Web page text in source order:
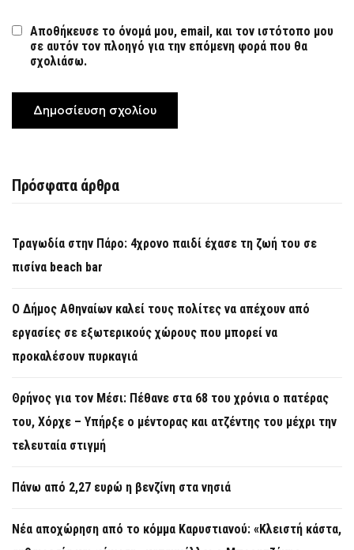
Αποθήκευσε το όνομά μου, email, και τον ιστότοπο μου
σε αυτόν τον πλοηγό για την επόμενη φορά που θα
σχολιάσω.
Πρόσφατα άρθρα
Τραγωδία στην Πάρο: 4χρονο παιδί έχασε τη ζωή του σε
πισίνα beach bar
Ο Δήμος Αθηναίων καλεί τους πολίτες να απέχουν από
εργασίες σε εξωτερικούς χώρους που μπορεί να
προκαλέσουν πυρκαγιά
Θρήνος για τον Μέσι: Πέθανε στα 68 του χρόνια ο πατέρας
του, Χόρχε – Υπήρξε ο μέντορας και ατζέντης του μέχρι την
τελευταία στιγμή
Πάνω από 2,27 ευρώ η βενζίνη στα νησιά
Νέα αποχώρηση από το κόμμα Καρυστιανού: «Κλειστή κάστα,